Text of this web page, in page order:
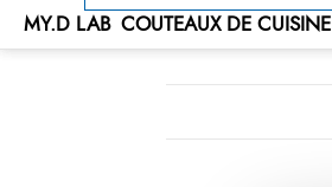
MY.D LAB COUTEAUX DE CUISINE